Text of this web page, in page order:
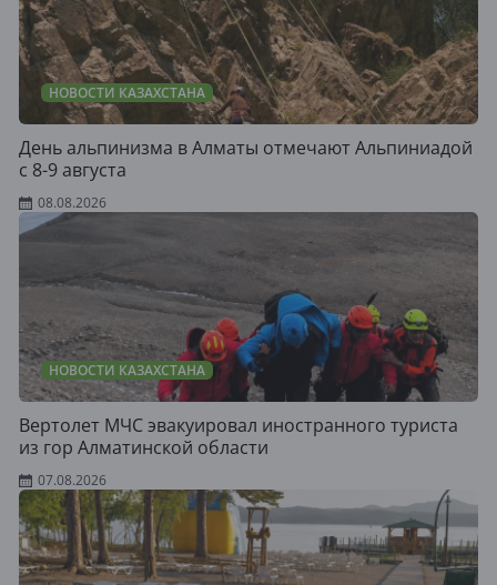
НОВОСТИ КАЗАХСТАНА
День альпинизма в Алматы отмечают Альпиниадой
с 8-9 августа
08.08.2026
НОВОСТИ КАЗАХСТАНА
Вертолет МЧС эвакуировал иностранного туриста
из гор Алматинской области
07.08.2026